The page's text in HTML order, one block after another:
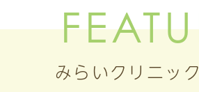
みらいクリニッ